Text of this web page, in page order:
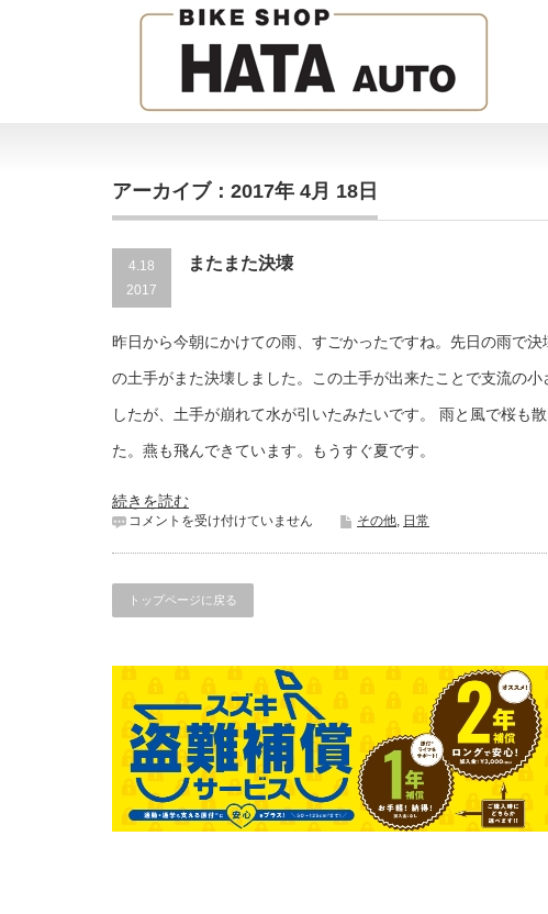
アーカイブ：2017年 4月 18日
4.18
2017
またまた決壊
昨日から今朝にかけての雨、すごかったですね。先日の雨で決
の土手がまた決壊しました。この土手が出来たことで支流の小
したが、土手が崩れて水が引いたみたいです。 雨と風で桜も
た。燕も飛んできています。もうすぐ夏です。
続きを読む
ま
ま
決
コメントを受け付けていません その他, 日常
トップページに戻る